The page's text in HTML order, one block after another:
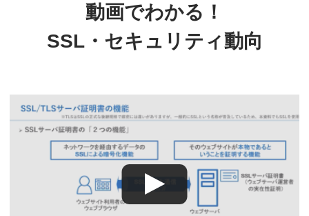
動画でわかる！
SSL・セキュリティ動向